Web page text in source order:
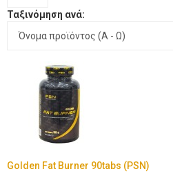
Ταξινόμηση ανά:
Golden Fat Burner 90tabs (PSN)